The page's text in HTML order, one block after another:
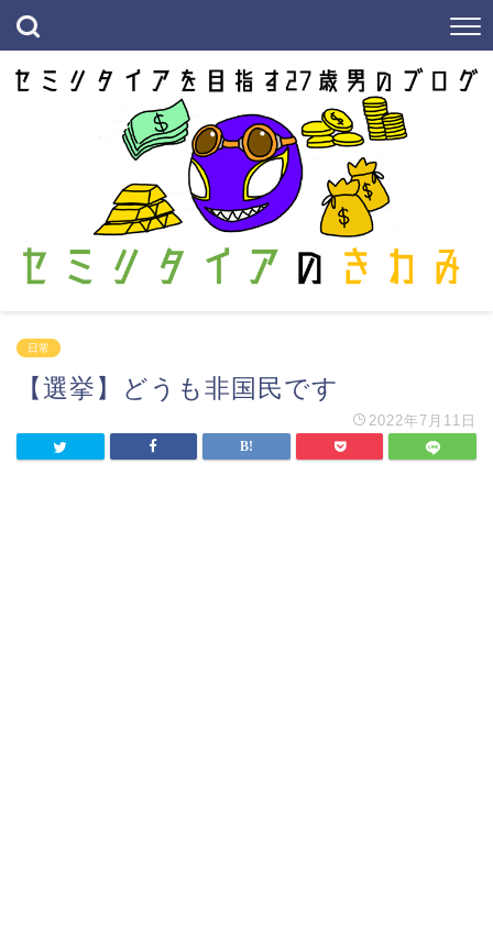
日常
【選挙】どうも非国民です
2022年7月11日